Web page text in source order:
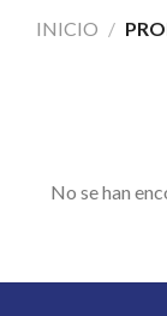
INICIO /
No se han